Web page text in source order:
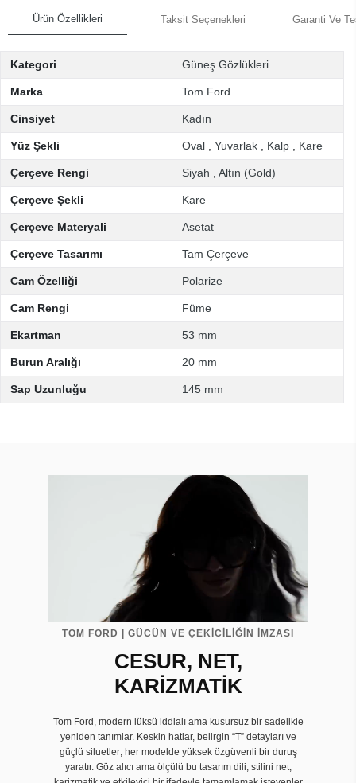
Ürün Özellikleri Taksit Seçenekleri Garanti Ve
Kategori Güneş Gözlükleri
Marka Tom Ford
Cinsiyet Kadın
Yüz Şekli Oval Yuvarlak Kalp Kare
Çerçeve Rengi Siyah Altın (Gold)
Çerçeve Şekli Kare
Çerçeve Materyali Asetat
Çerçeve Tasarımı Tam Çerçeve
Cam Özelliği Polarize
Cam Rengi Füme
Ekartman 53 mm
Burun Aralığı 20 mm
Sap Uzunluğu 145 mm
TOM FORD | GÜCÜN VE ÇEKİCİLİĞİN İMZASI
CESUR, NET,
KARİZMATİK
Tom Ford, modern lüksü iddialı ama kusursuz bir sadelikle
yeniden tanımlar. Keskin hatlar, belirgin “T” detayları ve
güçlü siluetler; her modelde yüksek özgüvenli bir duruş
yaratır. Göz alıcı ama ölçülü bu tasarım dili, stilini net,